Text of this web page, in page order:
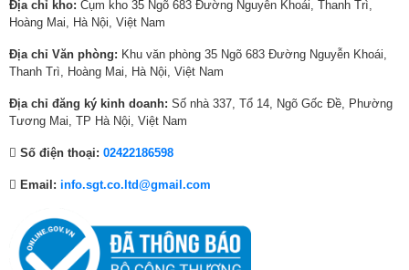
Chân đế phù hợp với mọi không gian sống
Chân đế điều chỉnh độ cao
TV The Frame dễ dàng hòa mình vào không gian sống với chân đế điều
chỉnh độ cao, cho phép bạn nâng The Frame lên cao và lắp đặt Loa
Thanh hoặc các thiết bị khác dễ dàng.
Trọng lượng (Có chân
đế)
chân đế)
14.3 kg
0
.
0
,
0
0
0
.
0
0
0
₫
.,
0
Địa chỉ kho: Cụm kho 35 Ngõ 683 Đường Nguyễn Khoái, Thanh Trì,
Hoàng Mai, Hà Nội, Việt Nam
Địa chỉ Văn phòng: Khu văn phòng 35 Ngõ 683 Đường Nguyễn Khoái,
Thanh Trì, Hoàng Mai, Hà Nội, Việt Nam
Địa chỉ đăng ký kinh doanh: Số nhà 337, Tổ 14, Ngõ Gốc Đề, Phường
Tương Mai, TP Hà Nội, Việt Nam
Số điện thoại: 02422186598
Email: info.sgt.co.ltd@gmail.com